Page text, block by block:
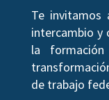
Te invitamos
intercambio y
la
de trabajo